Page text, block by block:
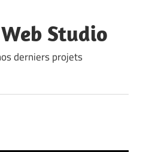
Studio
derniers projets